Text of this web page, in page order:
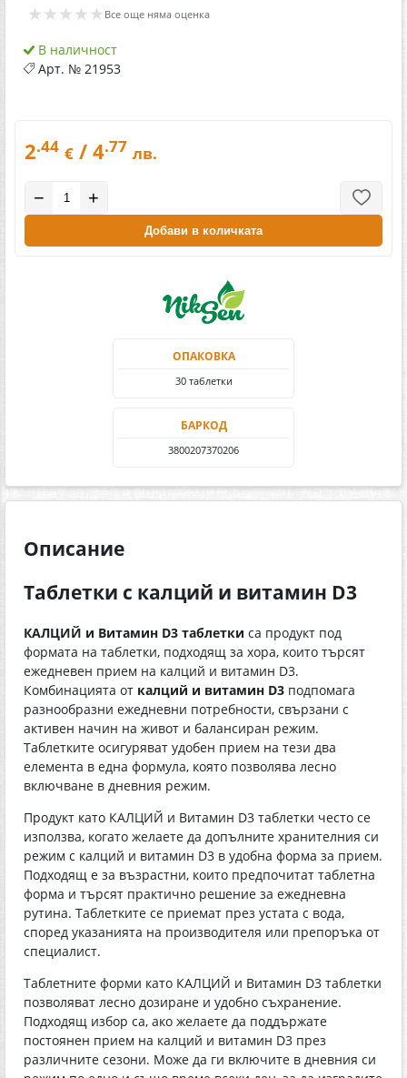
★★★★★ Все още няма оценка
В наличност
Арт. № 21953
2.44 € / 4.77 лв.
− +
Добави в количката
ОПАКОВКА
30 таблетки
БАРКОД
3800207370206
Описание
Таблетки с калций и витамин D3
КАЛЦИЙ и Витамин D3 таблетки са продукт под
формата на таблетки, подходящ за хора, които търсят
ежедневен прием на калций и витамин D3.
Комбинацията от калций и витамин D3 подпомага
разнообразни ежедневни потребности, свързани с
активен начин на живот и балансиран режим.
Таблетките осигуряват удобен прием на тези два
елемента в една формула, която позволява лесно
включване в дневния режим.
Продукт като КАЛЦИЙ и Витамин D3 таблетки често се
използва, когато желаете да допълните хранителния си
режим с калций и витамин D3 в удобна форма за прием.
Подходящ е за възрастни, които предпочитат таблетна
форма и търсят практично решение за ежедневна
рутина. Таблетките се приемат през устата с вода,
според указанията на производителя или препоръка от
специалист.
Таблетните форми като КАЛЦИЙ и Витамин D3 таблетки
позволяват лесно дозиране и удобно съхранение.
Подходящ избор са, ако желаете да поддържате
постоянен прием на калций и витамин D3 през
различните сезони. Може да ги включите в дневния си